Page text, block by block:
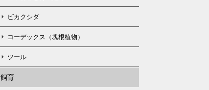
ビカクシダ
コーデックス（塊根植物）
ツール
飼育